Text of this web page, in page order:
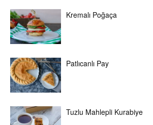
Kremalı Poğaça
Patlıcanlı Pay
Tuzlu Mahlepli Kurabiye